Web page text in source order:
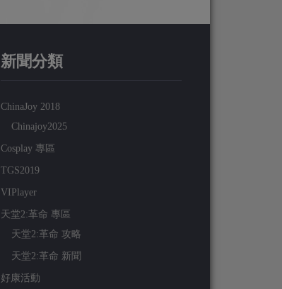
新聞分類
ChinaJoy 2018
Chinajoy2025
Cosplay 專區
TGS2019
VIPlayer
天堂2:革命 專區
天堂2:革命 攻略
天堂2:革命 新聞
好康活動